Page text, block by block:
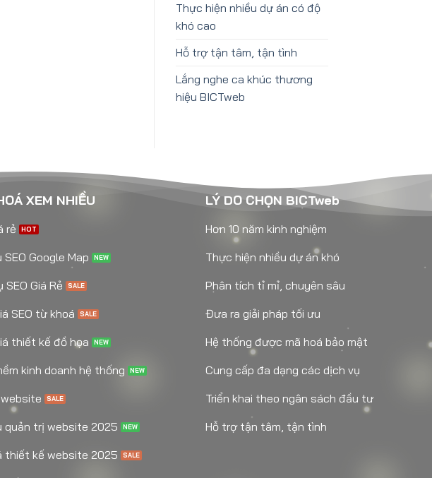
Thực hiện nhiều dự án có độ
khó cao
Hỗ trợ tận tâm, tận tình
Lắng nghe ca khúc thương
hiệu BICTweb
XEM NHIỀU
rẻ
SEO Google Map
SEO Giá Rẻ
SEO từ khoá
thiết kế đồ họa
kinh doanh hệ thống
quản trị website 2025
thiết kế website 2025
LÝ DO CHỌN BICTweb
Hơn 10 năm kinh nghiệm
Thực hiện nhiều dự án khó
Phân tích tỉ mỉ, chuyên sâu
Đưa ra giải pháp tối ưu
Hệ thống được mã hoá bảo mật
Cung cấp đa dạng các dịch vụ
Triển khai theo ngân sách đầu tư
Hỗ trợ tận tâm, tận tình